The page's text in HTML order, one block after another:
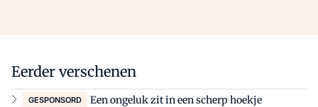
Eerder verschenen
GESPONSORD
Een ongeluk zit in een scherp hoekje